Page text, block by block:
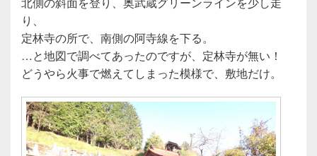
り、
定林寺の所で、南側の阿寺線を下る。
…と地図で調べてあったのですが、定林寺が無い！
どうやら火事で燃えてしまった模様で、敷地だけ。